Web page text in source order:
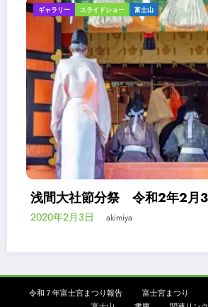
ギャラリー スライドショー 富士山
間大社節分祭 令和2年2月3日
年2月3日 akimiya
令和７年富士宮まつり報告 富士宮まつり